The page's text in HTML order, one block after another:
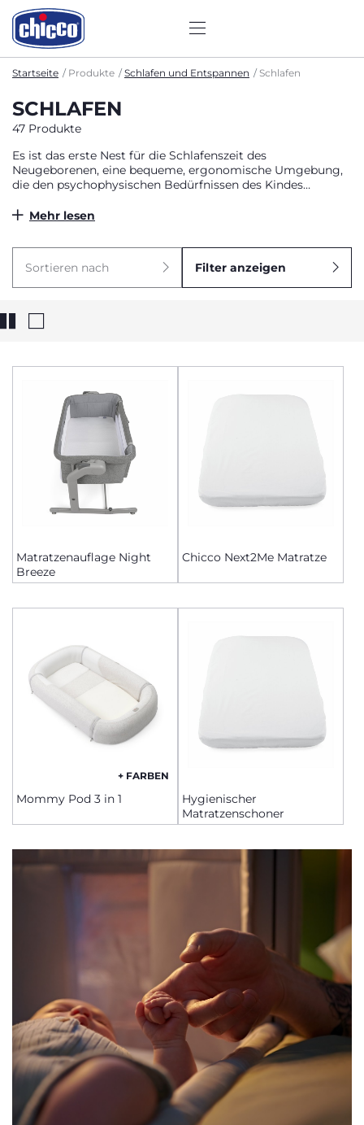
Startseite Produkte Schlafen und Entspannen Schlafen
SCHLAFEN
47 Produkte
Es ist das erste Nest für die Schlafenszeit des
Neugeborenen, eine bequeme, ergonomische Umgebung,
die den psychophysischen Bedürfnissen des Kindes
Mehr lesen
Sortieren nach Filter anzeigen
Matratzenauflage Night
Breeze
Chicco Next2Me Matratze
+ FARBEN
Mommy Pod 3 in 1
Hygienischer
Matratzenschoner